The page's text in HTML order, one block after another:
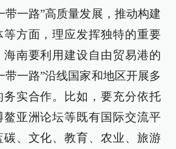
带一路”高质量发展，推动构建
等方面，理应发挥独特的重要
南要利用建设自由贸易港的
带一路”沿线国家和地区开展多
务实合作。比如，要充分依托
亚洲论坛等既有国际交流平
碳、文化、教育、农业、旅游